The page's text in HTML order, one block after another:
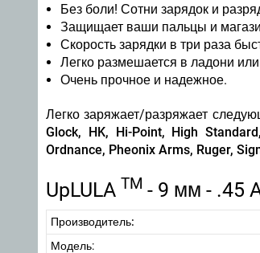
Без боли! Сотни зарядок и
Защищает ваши пальцы и
Скорость зарядки в три раза
Легко размешается в ладони
Очень прочное и надежное.
Легко заряжает/разряжает
Glock, HK, Hi-Point, High
Ordnance, Pheonix Arms, Ruger,
UpLULA TM - 9 мм - .45
Производитель:
Модель: